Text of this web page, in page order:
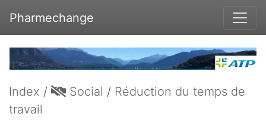
Pharmechange
Index / Social / Réduction du temps de
travail